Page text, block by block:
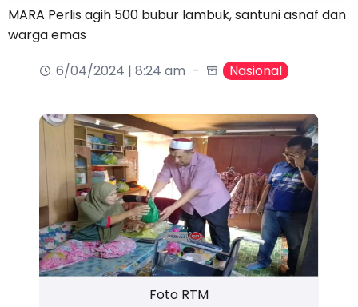
MARA Perlis agih 500 bubur lambuk, santuni asnaf dan
warga emas
6/04/2024 | 8:24 am
Nasional
Foto RTM